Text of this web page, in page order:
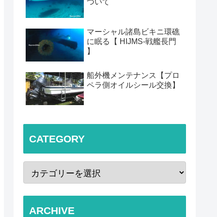
ついて
マーシャル諸島ビキニ環礁
に眠る【 HIJMS-戦艦長門
】
船外機メンテナンス【プロ
ペラ側オイルシール交換】
CATEGORY
ARCHIVE